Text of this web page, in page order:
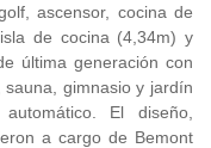
ascensor, cocina de
de cocina (4,34m) y
última generación con
gimnasio y jardín
El diseño,
a cargo de Bemont